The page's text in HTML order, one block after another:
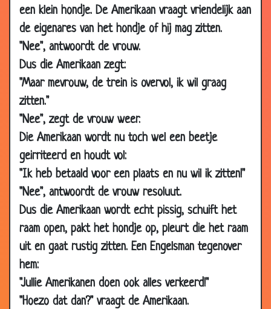
een klein hondje. De Amerikaan vraagt vriendelijk aan
de eigenares van het hondje of hij mag zitten.
"Nee", antwoordt de vrouw.
Dus die Amerikaan zegt:
"Maar mevrouw, de trein is overvol, ik wil graag
zitten."
"Nee", zegt de vrouw weer.
Die Amerikaan wordt nu toch wel een beetje
geirriteerd en houdt vol:
"Ik heb betaald voor een plaats en nu wil ik zitten!"
"Nee", antwoordt de vrouw resoluut.
Dus die Amerikaan wordt echt pissig, schuift het
raam open, pakt het hondje op, pleurt die het raam
uit en gaat rustig zitten. Een Engelsman tegenover
hem:
"Jullie Amerikanen doen ook alles verkeerd!"
"Hoezo dat dan?" vraagt de Amerikaan.
24 Mar
2010
Oma in het rusthuis 3.29
24 Mar
Zand opruimen
24 Mar
Wedden dat
24 Mar
2010
Niet weglopen
2010
Carnaval
2010
24 Mar
2010
ABN 3.14
24 Mar
2010
Chagrijnig 3.44
24 Mar
2010
Karma